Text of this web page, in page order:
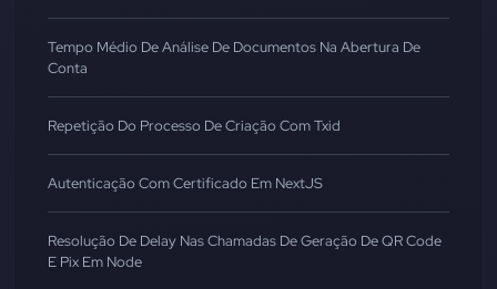
Tempo Médio De Análise De Documentos Na Abertura De
Conta
Repetição Do Processo De Criação Com Txid
Autenticação Com Certificado Em NextJS
Resolução De Delay Nas Chamadas De Geração De QR Code
E Pix Em Node